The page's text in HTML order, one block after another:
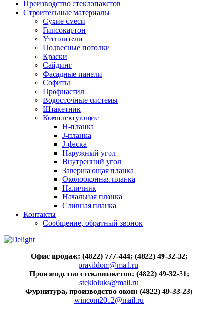
Производство стеклопакетов
Строительные материалы
Сухие смеси
Гипсокартон
Утеплители
Подвесные потолки
Краски
Сайдинг
Фасадные панели
Софиты
Профнастил
Водосточные системы
Штакетник
Комплектующие
H-планка
J-планка
J-фаска
Наружный угол
Внутренний угол
Завершающая планка
Околооконная планка
Наличник
Начальная планка
Сливная планка
Контакты
Сообщение, обратный звонок
Офис продаж: (4822) 777-444; (4822) 49-32-32;
pravildom@mail.ru
Производство стеклопакетов: (4822) 49-32-31;
stekloluks@mail.ru
Фурнитура, производство окон: (4822) 49-33-23;
wincom2012@mail.ru